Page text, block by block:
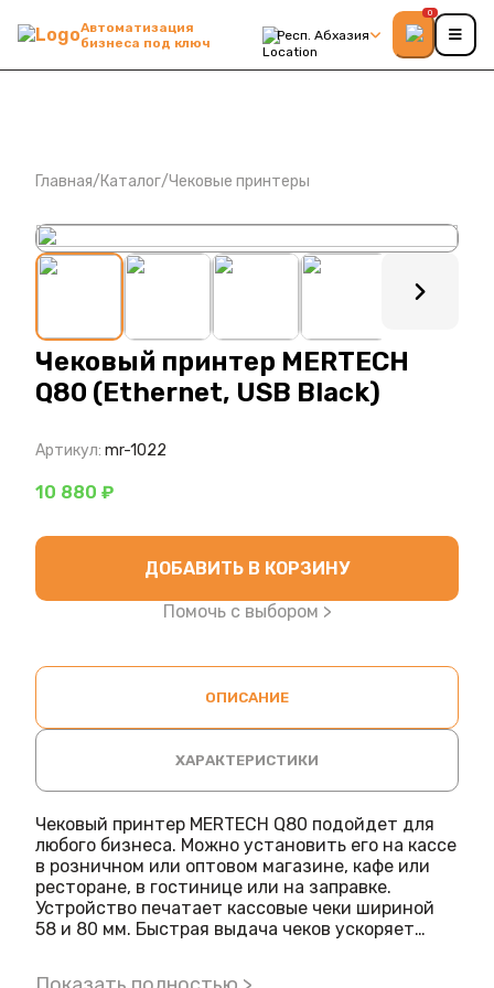
Автоматизация
бизнеса под ключ
Респ. Абхазия
0
Главная/Каталог/Чековые принтеры
: ?>
Чековый принтер MERTECH
Q80 (Ethernet, USB Black)
Артикул: mr-1022
10 880 ₽
ДОБАВИТЬ В КОРЗИНУ
Помочь с выбором >
ОПИСАНИЕ
ХАРАКТЕРИСТИКИ
Чековый принтер MERTECH Q80 подойдет для
любого бизнеса. Можно установить его на кассе
в розничном или оптовом магазине, кафе или
ресторане, в гостинице или на заправке.
Устройство печатает кассовые чеки шириной
58 и 80 мм. Быстрая выдача чеков ускоряет